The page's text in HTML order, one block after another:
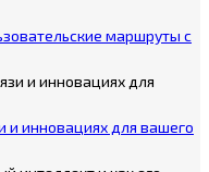
маршруты с
и инновациях для вашего